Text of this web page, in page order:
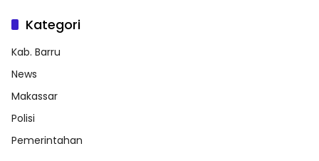
Kategori
Kab. Barru
News
Makassar
Polisi
Pemerintahan